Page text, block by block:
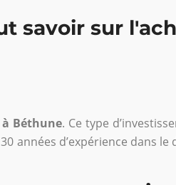
savoir sur
à Béthune. Ce type
années d’expérience dans